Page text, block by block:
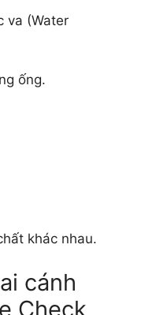
va (Water
ống.
khác nhau.
cánh
Check